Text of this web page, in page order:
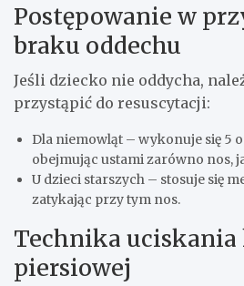
Postępowanie w
braku oddechu
Jeśli dziecko nie oddycha,
przystąpić do resuscytacji:
Dla niemowląt – wykonuje się 5
obejmując ustami zarówno nos,
U dzieci starszych – stosuje się
zatykając przy tym nos.
Technika
piersiowej